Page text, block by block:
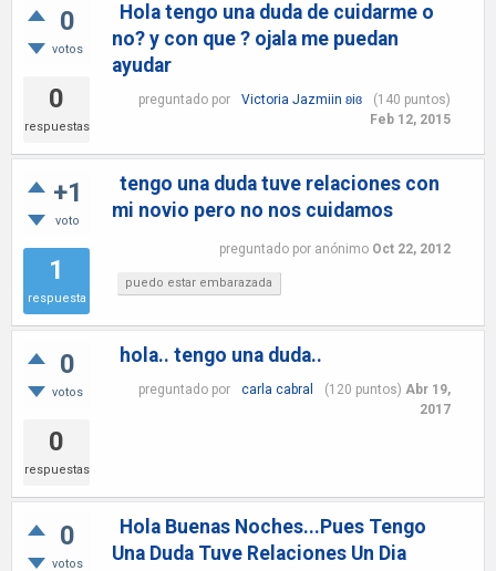
0
votos
0
respuestas
Hola tengo una duda de cuidarme o
no? y con que ? ojala me puedan
ayudar
preguntado por Victoria Jazmiin ʚiɞ (140 puntos)
Feb 12, 2015
+1
voto
1
respuesta
tengo una duda tuve relaciones con
mi novio pero no nos cuidamos
preguntado por anónimo Oct 22, 2012
puedo estar embarazada
0
votos
0
respuestas
hola.. tengo una duda..
preguntado por carla cabral (120 puntos) Abr 19,
2017
0
votos
Hola Buenas Noches...Pues Tengo
Una Duda Tuve Relaciones Un Dia